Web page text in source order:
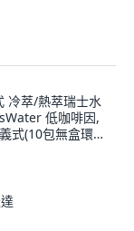
冷萃/熱萃瑞士水
低咖啡因,
式(10包無盒環